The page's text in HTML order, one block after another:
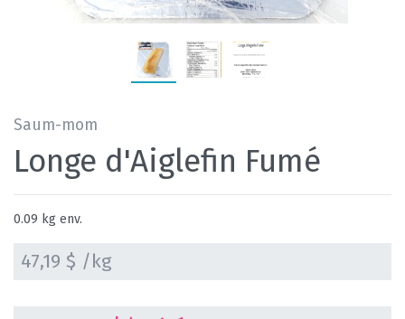
Saum-mom
Longe d'Aiglefin Fumé
0.09 kg env.
47,19 $ /kg